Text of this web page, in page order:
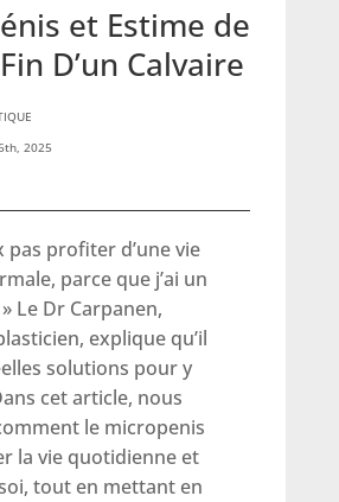
et Estime de
D’un Calvaire
2025
pas profiter d’une vie
parce que j’ai un
Le Dr Carpanen,
explique qu’il
solutions pour y
cet article, nous
le micropenis
la vie quotidienne et
tout en mettant en